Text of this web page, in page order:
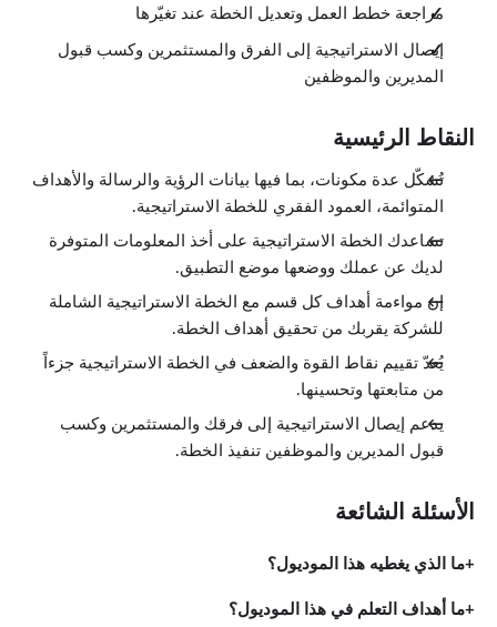
مراجعة خطط العمل وتعديل الخطة عند تغيّرها
إيصال الاستراتيجية إلى الفرق والمستثمرين وكسب قبول
المديرين والموظفين
النقاط الرئيسية
تُشكّل عدة مكونات، بما فيها بيانات الرؤية والرسالة والأهداف
المتوائمة، العمود الفقري للخطة الاستراتيجية.
تساعدك الخطة الاستراتيجية على أخذ المعلومات المتوفرة
لديك عن عملك ووضعها موضع التطبيق.
إن مواءمة أهداف كل قسم مع الخطة الاستراتيجية الشاملة
للشركة يقربك من تحقيق أهداف الخطة.
يُعدّ تقييم نقاط القوة والضعف في الخطة الاستراتيجية جزءاً
من متابعتها وتحسينها.
يدعم إيصال الاستراتيجية إلى فرقك والمستثمرين وكسب
قبول المديرين والموظفين تنفيذ الخطة.
الأسئلة الشائعة
ما الذي يغطيه هذا الموديول؟
ما أهداف التعلم في هذا الموديول؟